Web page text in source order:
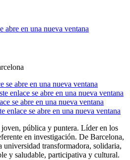
abre en una nueva ventana
se abre en una nueva ventana
enlace se abre en una nueva ventana
se abre en una nueva ventana
enlace se abre en una nueva ventana
pública y puntera. Líder en los
en investigación. De Barcelona,
universidad transformadora, solidaria,
y saludable, participativa y cultural.